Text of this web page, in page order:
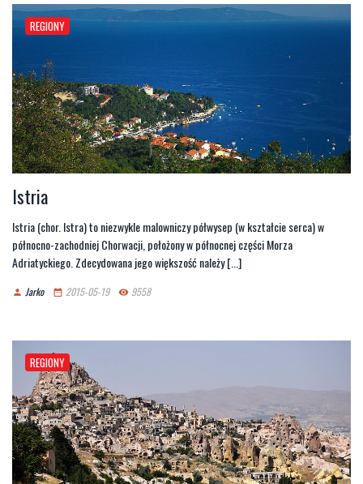
REGIONY
Istria
Istria (chor. Istra) to niezwykle malowniczy półwysep (w kształcie serca) w
północno-zachodniej Chorwacji, położony w północnej części Morza
Adriatyckiego. Zdecydowana jego większość należy [...]
person Jarko date_range 2015-05-19 remove_red_eye 9558
REGIONY